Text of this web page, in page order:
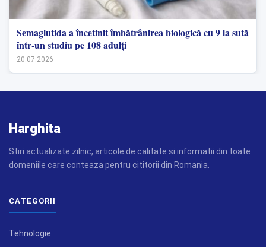
Semaglutida a încetinit îmbătrânirea biologică cu 9 la sută
într-un studiu pe 108 adulți
20.07.2026
Harghita
Stiri actualizate zilnic, articole de calitate si informatii din toate
domeniile care conteaza pentru cititorii din Romania.
CATEGORII
Tehnologie